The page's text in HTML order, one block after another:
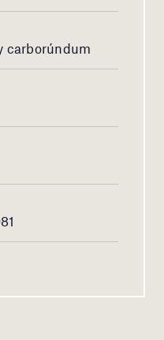
carborúndum